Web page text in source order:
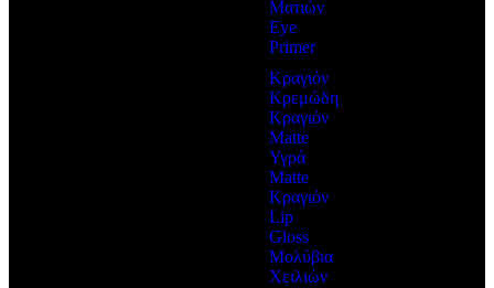
Ματιών
Eye
Primer
Κραγιόν
Κρεμώδη
Κραγιόν
Matte
Υγρά
Matte
Κραγιόν
Lip
Gloss
Μολύβια
Χειλιών